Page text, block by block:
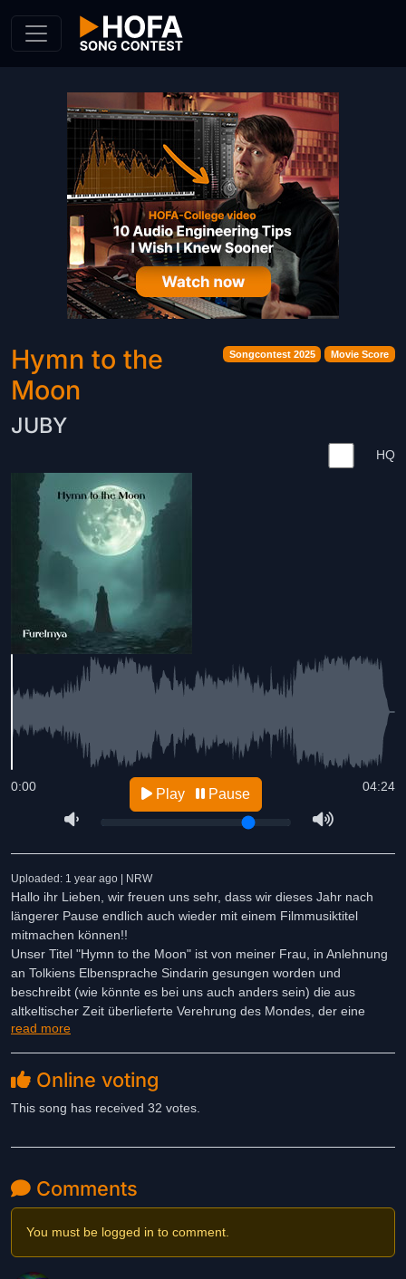
Songcontest 2025 Movie Score
Hymn to the
Moon
JUBY
HQ
04:24
0:00 Play Pause
Uploaded: 1 year ago | NRW
Hallo ihr Lieben, wir freuen uns sehr, dass wir dieses Jahr nach
längerer Pause endlich auch wieder mit einem Filmmusiktitel
mitmachen können!!
Unser Titel "Hymn to the Moon" ist von meiner Frau, in Anlehnung
an Tolkiens Elbensprache Sindarin gesungen worden und
beschreibt (wie könnte es bei uns auch anders sein) die aus
altkeltischer Zeit überlieferte Verehrung des Mondes, der eine
wichtige Rolle bei ihren Zyklen und Festen spielte. Priesterinnen
Die Streichinstrumente (Cello und Viola) sind physical modeling
Instrumente, die nicht gesampled, sondern life performed wurden!
Dadurch konnten wir (..unserer Meinung nach) eine natürlichere
Ansonsten ist alles wieder (..auch wie immer) in unserem
Wir wünschen euch viel Spass mit unserer Musik und hoffen, dass
sie euch gefällt, auch wenn unsere Art ein bisschen "speziell" ist!!
JUBY
read more
Online voting
This song has received 32 votes.
Comments
You must be logged in to comment.